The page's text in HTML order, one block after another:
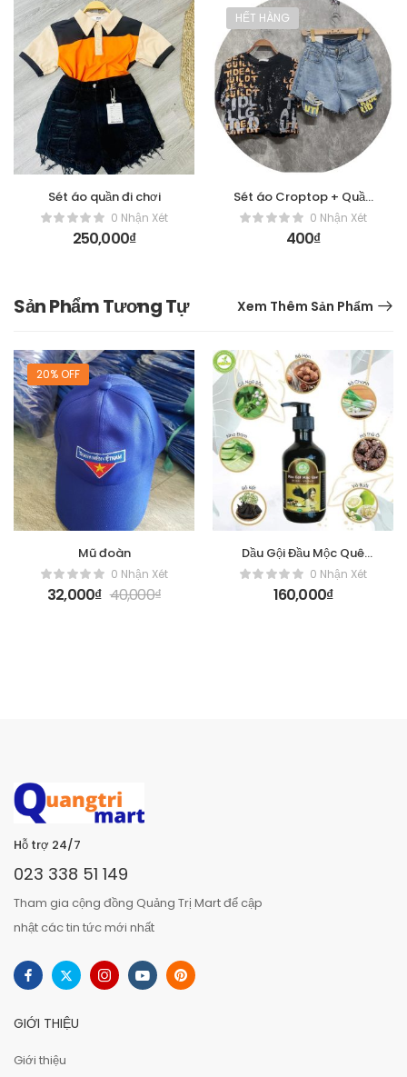
Sét áo quần đi chơi
0 Nhận Xét
250,000₫
HẾT HÀNG
Sét áo Croptop + Quần
jean đùi0 Nhận Xét
400₫
Sản Phẩm Tương Tự Xem Thêm Sản Phẩm
20% OFF
Mũ đoàn
0 Nhận Xét
32,000₫ 40,000₫
Dầu Gội Đầu Mộc Quê
[350ml]0 Nhận Xét
160,000₫
Hỗ trợ 24/7
023 338 51 149
Tham gia cộng đồng Quảng Trị Mart để cập
nhật các tin tức mới nhất
GIỚI THIỆU
Giới thiệu